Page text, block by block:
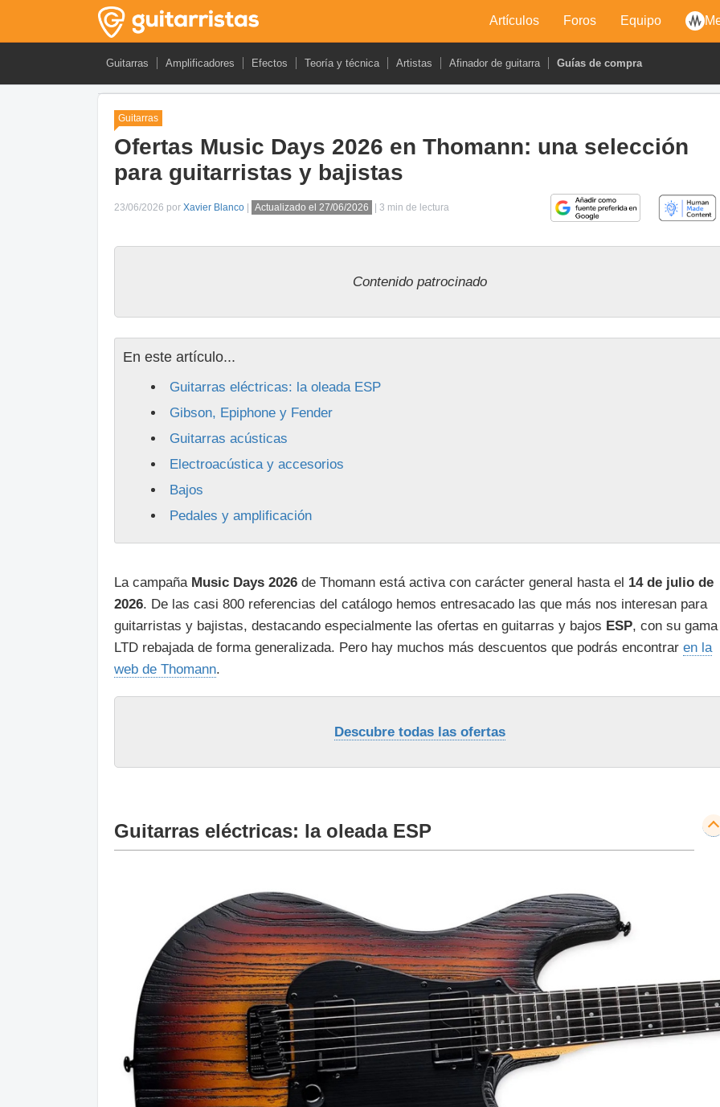
Artículos Foros Equipo
Guitarras Amplificadores Efectos Teoría y técnica Artistas Afinador de guitarra Guías de compra
Guitarras
Ofertas Music Days 2026 en Thomann: una selección
para guitarristas y bajistas
23/06/2026 por Xavier Blanco Actualizado el 27/06/2026 | 3 min de lectura
Contenido patrocinado
En este artículo...
Guitarras eléctricas: la oleada ESP
Gibson, Epiphone y Fender
Guitarras acústicas
Electroacústica y accesorios
Bajos
Pedales y amplificación
La campaña Music Days 2026 de Thomann está activa con carácter general hasta el 14 de julio de
2026. De las casi 800 referencias del catálogo hemos entresacado las que más nos interesan para
guitarristas y bajistas, destacando especialmente las ofertas en guitarras y bajos ESP, con su gama
LTD rebajada de forma generalizada. Pero hay muchos más descuentos que podrás encontrar en la
web de Thomann.
Descubre todas las ofertas
Guitarras eléctricas: la oleada ESP